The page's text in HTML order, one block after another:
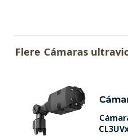
Flere Cámaras